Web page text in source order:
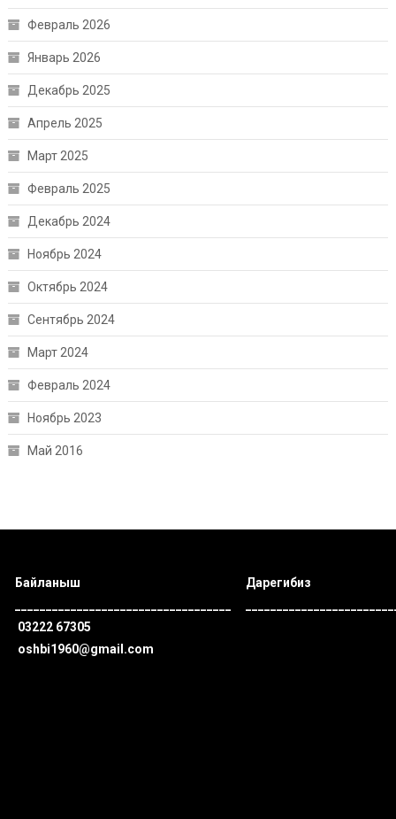
Февраль 2026
Январь 2026
Декабрь 2025
Апрель 2025
Март 2025
Февраль 2025
Декабрь 2024
Ноябрь 2024
Октябрь 2024
Сентябрь 2024
Март 2024
Февраль 2024
Ноябрь 2023
Май 2016
Байланыш
03222 67305
oshbi1960@gmail.com
Дарегибиз